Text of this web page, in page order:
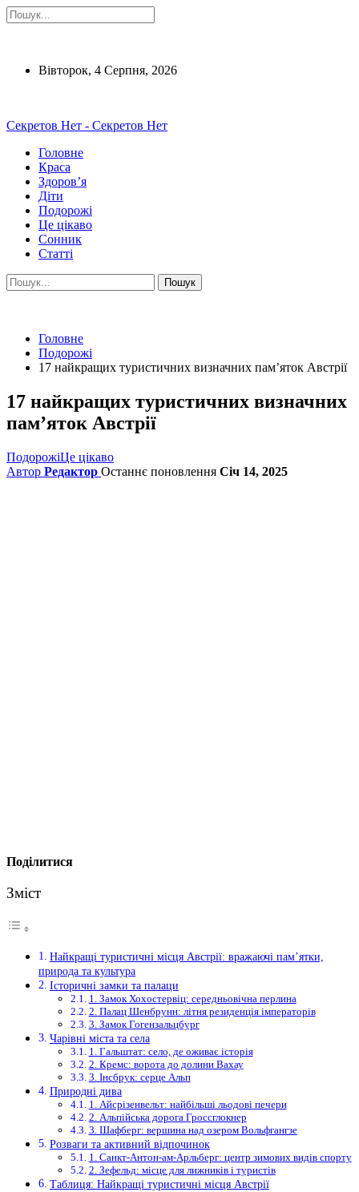
Вівторок, 4 Серпня, 2026
Секретов Нет - Секретов Нет
Головне
Краса
Здоров’я
Діти
Подорожі
Це цікаво
Сонник
Статті
Головне
Подорожі
17 найкращих туристичних визначних пам’яток Австрії
17 найкращих туристичних визначних
пам’яток Австрії
ПодорожіЦе цікаво
Автор Редактор Останнє поновлення Січ 14, 2025
Поділитися
Зміст
Найкращі туристичні місця Австрії: вражаючі пам’ятки,
природа та культура
Історичні замки та палаци
1. Замок Хохостервіц: середньовічна перлина
2. Палац Шенбрунн: літня резиденція імператорів
3. Замок Гогензальцбург
Чарівні міста та села
1. Гальштат: село, де оживає історія
2. Кремс: ворота до долини Вахау
3. Інсбрук: серце Альп
Природні дива
1. Айсрізенвельт: найбільші льодові печери
2. Альпійська дорога Гроссглокнер
3. Шафберг: вершина над озером Вольфгангзе
Розваги та активний відпочинок
1. Санкт-Антон-ам-Арльберг: центр зимових видів спорту
2. Зефельд: місце для лижників і туристів
Таблиця: Найкращі туристичні місця Австрії